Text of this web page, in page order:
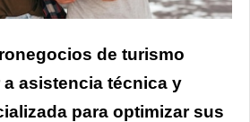
de turismo
asistencia técnica y
para optimizar sus